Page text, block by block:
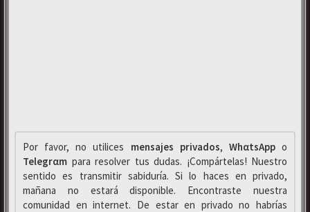
Por favor, no utilices mensajes privados, WhαtsAppo
Telegrαm para resolver tus dudas. ¡Compártelas! Nuestro
sentido es transmitir sabiduría. Si lo haces en privado,
mañana no estará disponible. Encontraste nuestra
comunidad en internet. De estar en privado no habrías